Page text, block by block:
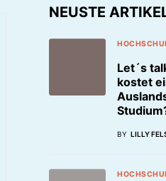
NEUSTE
Let´s
kostet
BY LILLY